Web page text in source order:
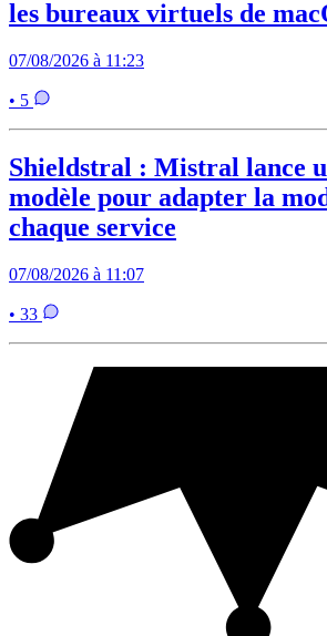
les bureaux virtuels de
07/08/2026 à 11:23
• 5
Shieldstral : Mistral lance
modèle pour adapter la
chaque service
07/08/2026 à 11:07
• 33